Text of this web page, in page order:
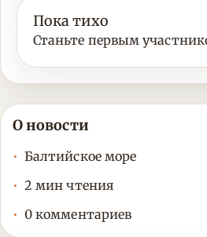
Пока тихо
Станьте первым
О новости
Балтийское море
2 мин чтения
0 комментариев